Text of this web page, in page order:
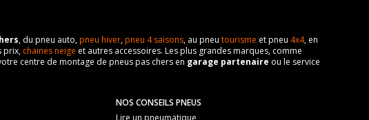
, du pneu auto,pneu hiver,pneu 4 saisons, au pneu tourisme et pneu 4x4, en
prix, chaines neige et autres accessoires. Les plus grandes marques, comme
centre de montage de pneus pas chers en garage partenaire ou le service
NOS CONSEILS PNEUS
Lire un pneumatique